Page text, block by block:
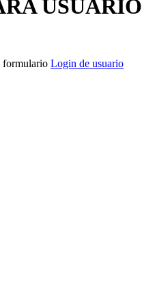
íntegro y flexible.
formulario Login de usuario